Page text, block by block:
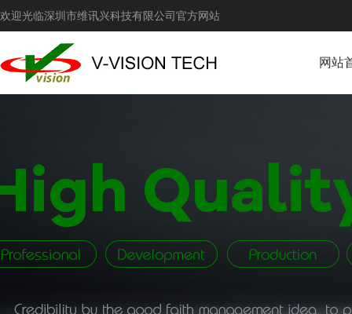
欢迎光临深圳市维讯兴科技有限公司官方网站
网站